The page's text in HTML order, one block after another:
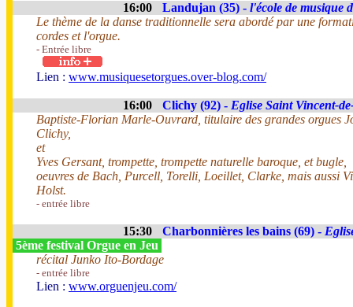
16:00 Landujan (35) - l'école de musique
Le thème de la danse traditionnelle sera abordé par une
cordes et l'orgue.
- Entrée libre
Lien : www.musiquesetorgues.over-blog.com/
16:00 Clichy (92) - Eglise Saint Vincent-
Baptiste-Florian Marle-Ouvrard, titulaire des grandes orgues
Clichy,
et
Yves Gersant, trompette, trompette naturelle baroque, et bugle,
oeuvres de Bach, Purcell, Torelli, Loeillet, Clarke, mais aussi
Holst.
- entrée libre
15:30 Charbonnières les bains (69) -
5ème festival Orgue en Jeu
récital Junko Ito-Bordage
- entrée libre
Lien : www.orguenjeu.com/